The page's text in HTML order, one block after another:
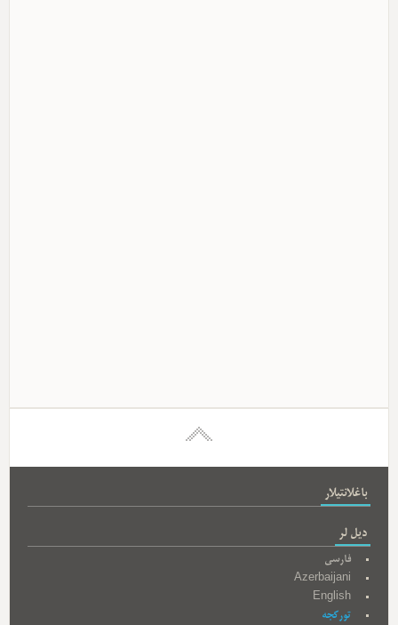
باغلانتیلار
دیل لر
فارسی
Azerbaijani
English
تورکجه